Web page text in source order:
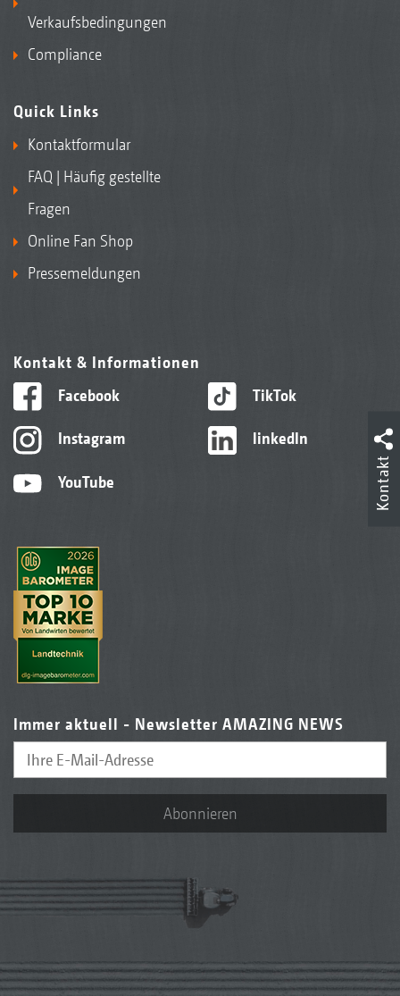
Verkaufsbedingungen
Compliance
Quick Links
Kontaktformular
FAQ | Häufig gestellte
Fragen
Online Fan Shop
Pressemeldungen
Kontakt & Informationen
Facebook
Instagram
YouTube
TikTok
linkedIn
Immer aktuell - Newsletter AMAZING NEWS
Abonnieren
Kontakt